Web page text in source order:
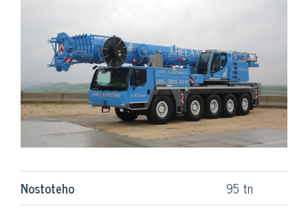
Nostoteho
95 tn